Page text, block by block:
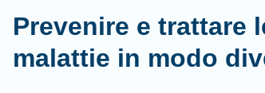
Prevenire e trattare
malattie in modo